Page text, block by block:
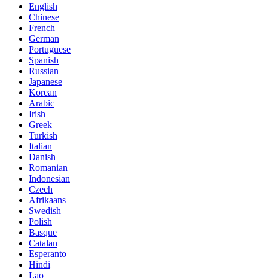
English
Chinese
French
German
Portuguese
Spanish
Russian
Japanese
Korean
Arabic
Irish
Greek
Turkish
Italian
Danish
Romanian
Indonesian
Czech
Afrikaans
Swedish
Polish
Basque
Catalan
Esperanto
Hindi
Lao